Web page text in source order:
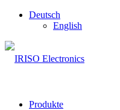
Deutsch
English
Produkte